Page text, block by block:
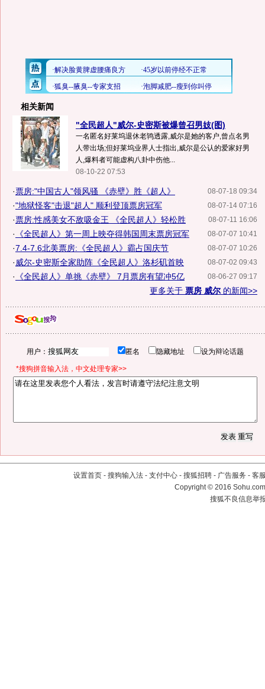
相关新闻
"全民超人"威尔-史密斯被爆曾召男妓(图)
一名匿名好莱坞退休老鸨透露,威尔是她的客户,曾点名男
人带出场;但好莱坞业界人士指出,威尔是公认的爱家好男
人,爆料者可能虚构八卦中伤他...
08-10-22 07:53
08-07-18 09:34
·票房:"中国古人"领风骚 《赤壁》胜《超人》
08-07-14 07:16
·"地狱怪客"击退"超人" 顺利登顶票房冠军
08-07-11 16:06
·票房:性感美女不敌吸金王 《全民超人》轻松胜
08-07-07 10:41
· 《全民超人》第一周上映夺得韩国周末票房冠军
08-07-07 10:26
·7.4-7.6北美票房:《全民超人》霸占国庆节
08-07-02 09:43
· 威尔-史密斯全家助阵《全民超人》洛杉矶首映
08-06-27 09:17
·
《全民超人》单挑《赤壁》 7月票房有望冲5亿
更多关于 票房 威尔 的新闻>>
用户： 匿名 隐藏地址 设为辩论话题
*搜狗拼音输入法，中文处理专家>>
设置首页 - 搜狗输入法 - 支付中心 - 搜狐招聘 - 广告服务 - 客
Copyright©2016
搜狐不良信息举